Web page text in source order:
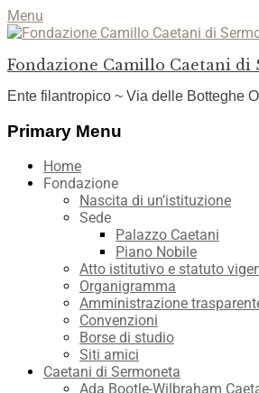
Menu
Fondazione Camillo Caetani di
Ente filantropico ~ Via delle Botteghe
Facebook
YouTube
Instagram
Primary Menu
Skip
Home
Fondazione
Nascita di un’istituzione
Sede
Palazzo Caetani
Piano Nobile
Atto istitutivo e statuto
Organigramma
Amministrazione
Convenzioni
Borse di studio
Siti amici
Caetani di Sermoneta
Ada Bootle-Wilbraham